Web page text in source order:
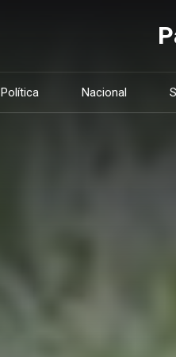
Política Nacional